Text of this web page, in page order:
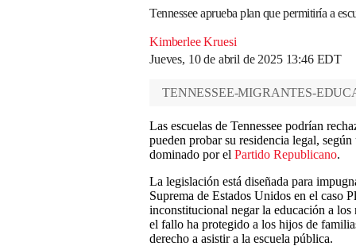
Tennessee aprueba plan que permitiría a
Kimberlee Kruesi
Jueves, 10 de abril de 2025 13:46 EDT
TENNESSEE-MIGRANTES-
Las escuelas de Tennessee podrían
pueden probar su residencia legal,
dominado por el Partido Republicano.
La legislación está diseñada para
Suprema de Estados Unidos en el caso
inconstitucional negar la educación a los
el fallo ha protegido a los hijos de
derecho a asistir a la escuela pública.